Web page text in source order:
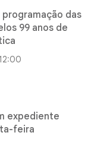
das
99 anos de
expediente
feira